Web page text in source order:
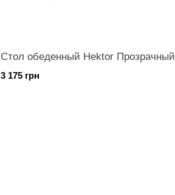
Стол обеденный Hektor Прозрачный
3 175 грн